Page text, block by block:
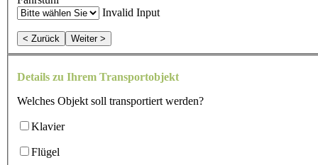
Invalid Input
< Zurück Weiter >
Details zu Ihrem Transportobjekt
Welches Objekt soll transportiert werden?
Klavier
Flügel